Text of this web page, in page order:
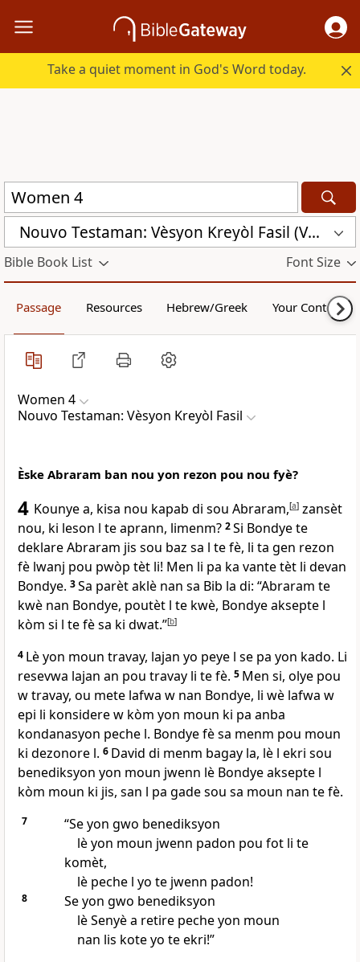
Take a quiet moment in God's Word today.
Nouvo Testaman: Vèsyon Kreyòl Fasil (VKF)
Bible Book List Font Size
Passage Resources Hebrew/Greek Your Content
Women 4
Nouvo Testaman: Vèsyon Kreyòl Fasil
Èske Abraram ban nou yon rezon pou nou fyè?
4 Kounye a, kisa nou kapab di sou Abraram,[a] zansèt
nou, ki leson l te aprann, limenm? 2Si Bondye te
deklare Abraram jis sou baz sa l te fè, li ta gen rezon
fè lwanj pou pwòp tèt li! Men li pa ka vante tèt li devan
Bondye. 3Sa parèt aklè nan sa Bib la di: “Abraram te
kwè nan Bondye, poutèt l te kwè, Bondye aksepte l
kòm si l te fè sa ki dwat.”[b]
4 Lè yon moun travay, lajan yo peye l se pa yon kado. Li
resevwa lajan an pou travay li te fè. 5 Men si, olye pou
w travay, ou mete lafwa w nan Bondye, li wè lafwa w
epi li konsidere w kòm yon moun ki pa anba
kondanasyon peche l. Bondye fè sa menm pou moun
ki dezonore l. 6 David di menm bagay la, lè l ekri sou
benediksyon yon moun jwenn lè Bondye aksepte l
kòm moun ki jis, san l pa gade sou sa moun nan te fè.
7
“Se yon gwo benediksyon
lè yon moun jwenn padon pou fot li te
komèt,
lè peche l yo te jwenn padon!
8
Se yon gwo benediksyon
lè Senyè a retire peche yon moun
nan lis kote yo te ekri!”